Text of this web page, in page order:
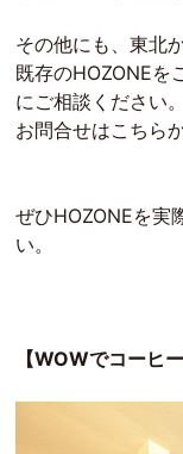
その他にも、東北
既存のHOZONEを
にご相談ください。
お問合せはこちら
ぜひHOZONEを実
い。
【WOWでコーヒー